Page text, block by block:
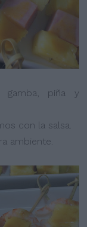
gamba, piña y
con la salsa.
ambiente.